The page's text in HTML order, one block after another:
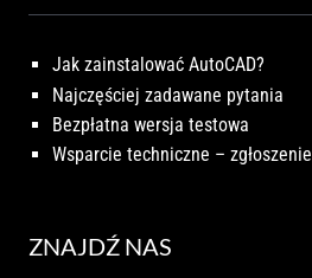
Jak zainstalować AutoCAD?
Najczęściej zadawane pytania
Bezpłatna wersja testowa
Wsparcie techniczne – zgłoszenie
ZNAJDŹ NAS